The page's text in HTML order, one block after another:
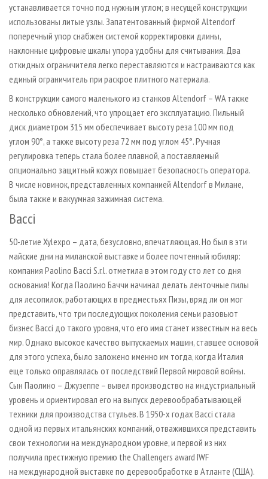
устанавливается точно под нужным углом; в несущей конструкции
использованы литые узлы. Запатентованный фирмой Altendorf
поперечный упор снабжен системой корректировки длины,
наклонные цифровые шкалы упора удобны для считывания. Два
откидных ограничителя легко переставляются и настраиваются как
единый ограничитель при раскрое плитного материала.
В конструкции самого маленького из станков Altendorf – WA также
несколько обновлений, что упрощает его эксплуатацию. Пильный
диск диаметром 315 мм обеспечивает высоту реза 100 мм под
углом 90°, а также высоту реза 72 мм под углом 45°. Ручная
регулировка теперь стала более плавной, а поставляемый
опционально защитный кожух повышает безопасность оператора.
В числе новинок, представленных компанией Altendorf в Милане,
была также и вакуумная зажимная система.
Bacci
50-летие Xylexpo – дата, безусловно, впечатляющая. Но был в эти
майские дни на миланской выставке и более почтенный юбиляр:
компания Paolino Bacci S.r.l. отметила в этом году сто лет со дня
основания! Когда Паолино Баччи начинал делать ленточные пилы
для лесопилок, работающих в предместьях Пизы, вряд ли он мог
представить, что три последующих поколения семьи разовьют
бизнес Bacci до такого уровня, что его имя станет известным на весь
мир. Однако высокое качество выпускаемых машин, ставшее основой
для этого успеха, было заложено именно им тогда, когда Италия
еще только оправлялась от последствий Первой мировой войны.
Сын Паолино – Джузеппе – вывел производство на индустриальный
уровень и ориентировал его на выпуск деревообрабатывающей
техники для производства стульев. В 1950-х годах Bacci стала
одной из первых итальянских компаний, отважившихся представить
свои технологии на международном уровне, и первой из них
получила престижную премию the Challengers award IWF
на международной выставке по деревообработке в Атланте (США).